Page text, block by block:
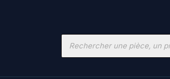
Recherche